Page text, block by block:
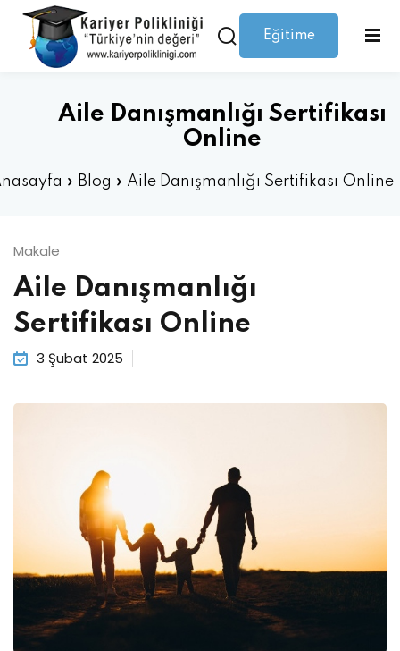
Eğitime
Aile Danışmanlığı Sertifikası
Online
» Blog » Aile Danışmanlığı Sertifikası Online
Makale
Aile Danışmanlığı
Sertifikası Online
3 Şubat 2025
Giriş yap Kaydolmak
Hesabınız yok mu?Kaydolmak
Beni hatırla Şifrenizi mi kaybettiniz?